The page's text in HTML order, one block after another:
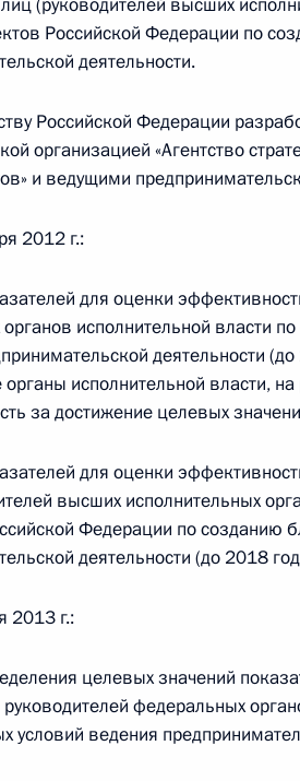
внёс в Госдуму на
года, 10:15
стратегии действий в
года, 09:30
2012 года, понедельник
разговор с Федеральным
руководством
федерального
года, 06:00 Владивосток
Российской Федерации по
деятельности.
Российской Федерации
организацией «Агентство
и ведущими
2012 г.:
для оценки
исполнительной власти
деятельности
исполнительной власти,
за достижение целевых
для оценки
высших исполнительных
Федерации по созданию
деятельности (до 2018
2013 г.:
целевых значений
руководителей федеральных
условий ведения